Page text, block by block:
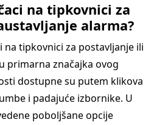
na tipkovnici za
alarma?
tipkovnici za postavljanje ili
primarna značajka ovog
dostupne su putem klikova
i padajuće izbornike. U
poboljšane opcije